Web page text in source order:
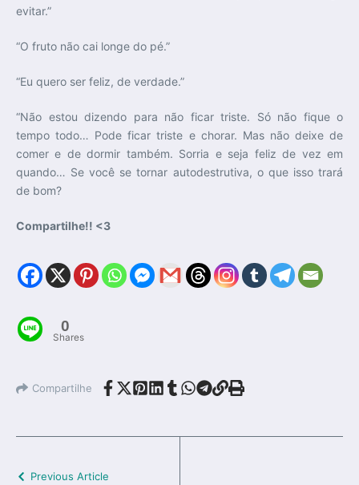
evitar.”
“O fruto não cai longe do pé.”
“Eu quero ser feliz, de verdade.”
“Não estou dizendo para não ficar triste. Só não fique o
tempo todo… Pode ficar triste e chorar. Mas não deixe de
comer e de dormir também. Sorria e seja feliz de vez em
quando… Se você se tornar autodestrutiva, o que isso trará
de bom?
Compartilhe!! <3
0
Shares
Compartilhe
Previous Article